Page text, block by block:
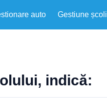
auto Gestiune școli
indică: